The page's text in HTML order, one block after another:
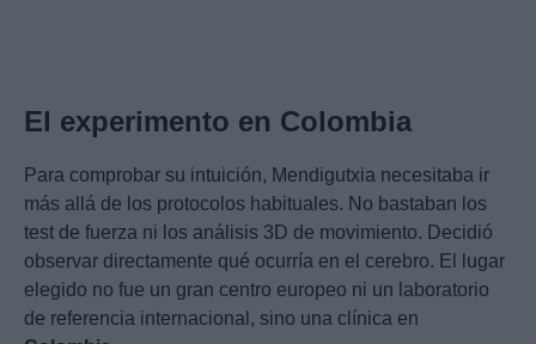
El experimento en Colombia
Para comprobar su intuición, Mendigutxia necesitaba ir
más allá de los protocolos habituales. No bastaban los
test de fuerza ni los análisis 3D de movimiento. Decidió
observar directamente qué ocurría en el cerebro. El lugar
elegido no fue un gran centro europeo ni un laboratorio
de referencia internacional, sino una clínica en